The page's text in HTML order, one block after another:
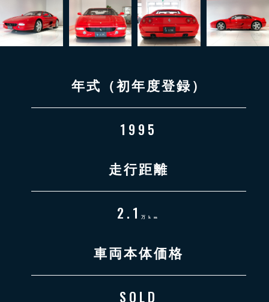
年式（初年度登録）
1995
走行距離
2.1万km
車両本体価格
SOLD